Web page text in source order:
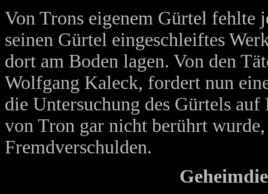
Von Trons eigenem Gürtel fehlte
seinen Gürtel eingeschleiftes
dort am Boden lagen. Von den
Wolfgang Kaleck, fordert nun
die Untersuchung des Gürtels
von Tron gar nicht berührt
Fremdverschulden.